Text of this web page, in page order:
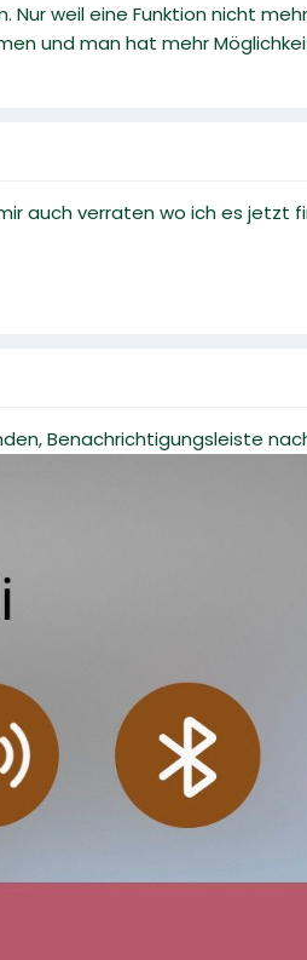
Nur weil eine Funktion nicht
und man hat mehr
auch verraten wo ich es jetzt
Benachrichtigungsleiste